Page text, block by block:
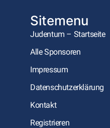
Sitemenu
Judentum – Startseite
Alle Sponsoren
Impressum
Datenschutzerklärung
Kontakt
Registrieren